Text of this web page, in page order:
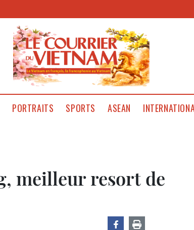
PORTRAITS SPORTS ASEAN
meilleur resort de